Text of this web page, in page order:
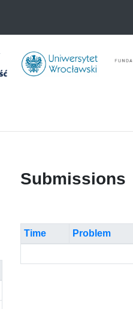
Submissions
Time Problem